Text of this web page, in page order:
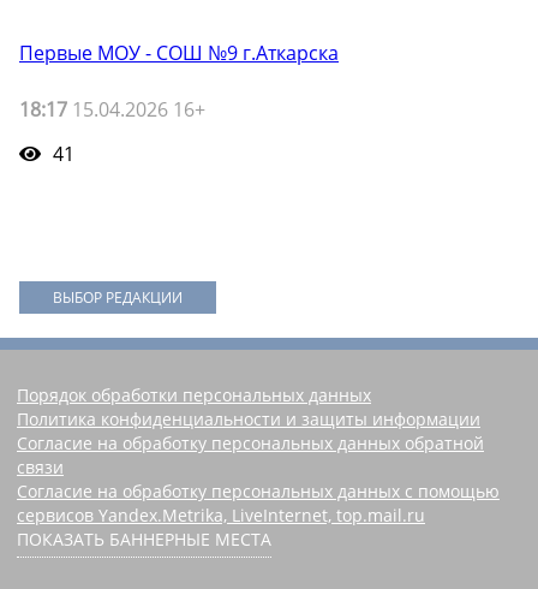
Первые МОУ - СОШ №9 г.Аткарска
18:17 15.04.2026 16+
41
ВЫБОР РЕДАКЦИИ
Порядок обработки персональных данных
Политика конфиденциальности и защиты информации
Согласие на обработку персональных данных обратной
связи
Согласие на обработку персональных данных с помощью
сервисов Yandex.Metrika, LiveInternet, top.mail.ru
ПОКАЗАТЬ БАННЕРНЫЕ МЕСТА